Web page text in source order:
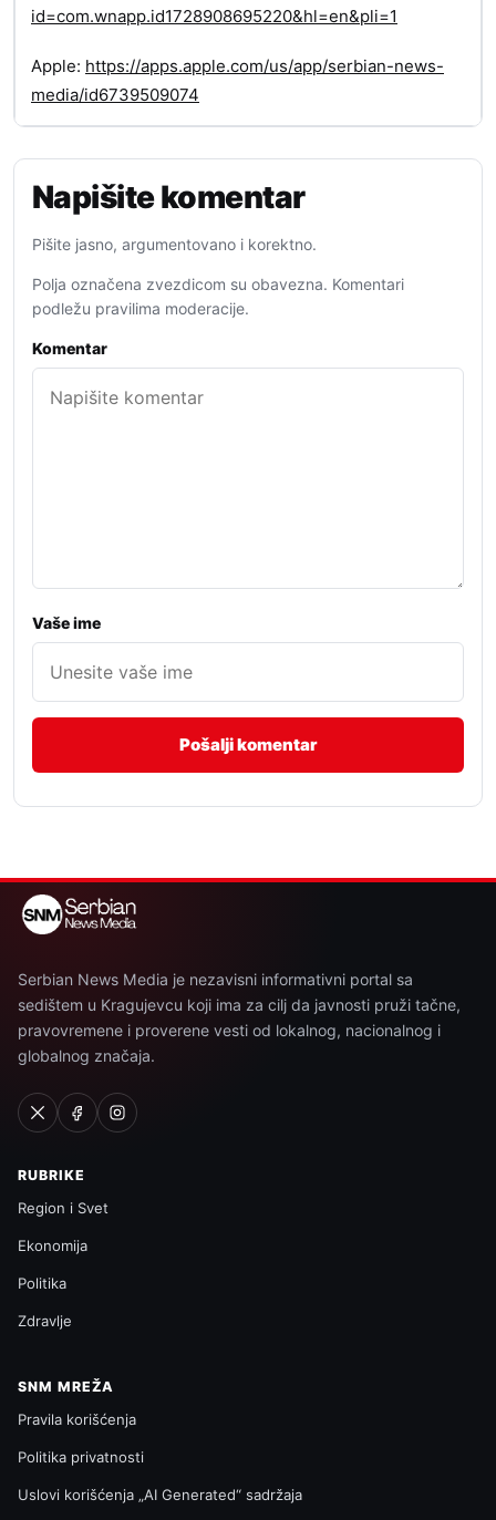
id=com.wnapp.id1728908695220&hl=en&pli=1
Apple: https://apps.apple.com/us/app/serbian-news-
media/id6739509074
Napišite komentar
Pišite jasno, argumentovano i korektno.
Polja označena zvezdicom su obavezna. Komentari
podležu pravilima moderacije.
Komentar
Vaše ime
Serbian News Media je nezavisni informativni portal sa
sedištem u Kragujevcu koji ima za cilj da javnosti pruži tačne,
pravovremene i proverene vesti od lokalnog, nacionalnog i
globalnog značaja.
RUBRIKE
Region i Svet
Ekonomija
Politika
Zdravlje
SNM MREŽA
Pravila korišćenja
Politika privatnosti
Uslovi korišćenja „AI Generated“ sadržaja